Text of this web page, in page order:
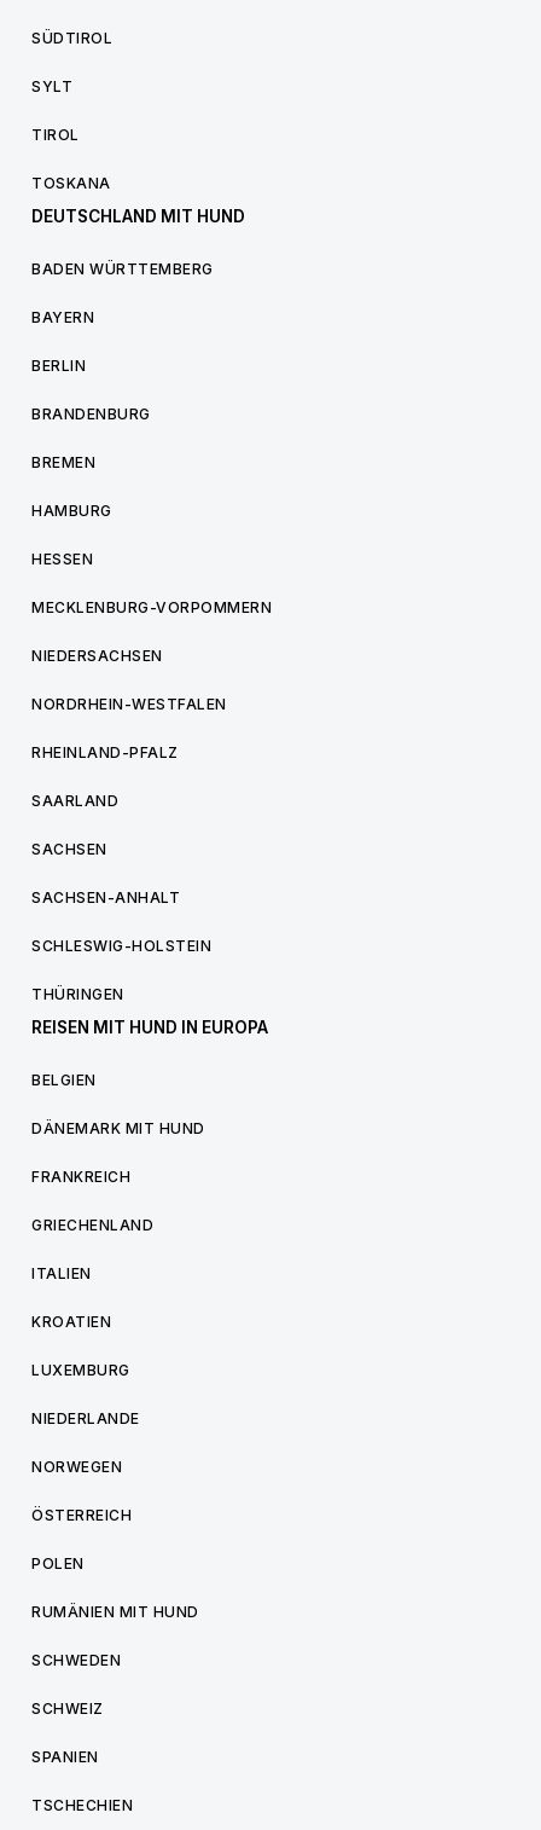
SÜDTIROL
SYLT
TIROL
TOSKANA
DEUTSCHLAND MIT HUND
BADEN WÜRTTEMBERG
BAYERN
BERLIN
BRANDENBURG
BREMEN
HAMBURG
HESSEN
MECKLENBURG-VORPOMMERN
NIEDERSACHSEN
NORDRHEIN-WESTFALEN
RHEINLAND-PFALZ
SAARLAND
SACHSEN
SACHSEN-ANHALT
SCHLESWIG-HOLSTEIN
THÜRINGEN
REISEN MIT HUND IN EUROPA
BELGIEN
DÄNEMARK MIT HUND
FRANKREICH
GRIECHENLAND
ITALIEN
KROATIEN
LUXEMBURG
NIEDERLANDE
NORWEGEN
ÖSTERREICH
POLEN
RUMÄNIEN MIT HUND
SCHWEDEN
SCHWEIZ
SPANIEN
TSCHECHIEN